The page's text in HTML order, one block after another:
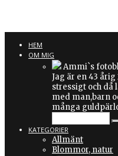
HEM
OM MIG
Ammi`s
Jag är en 43
stressigt och då
med man,barn
många
KATEGORIER
Allmänt
Blommor, natur
Man behöver
djur och natur i
gillar att gå runt
eos 7D Mark II